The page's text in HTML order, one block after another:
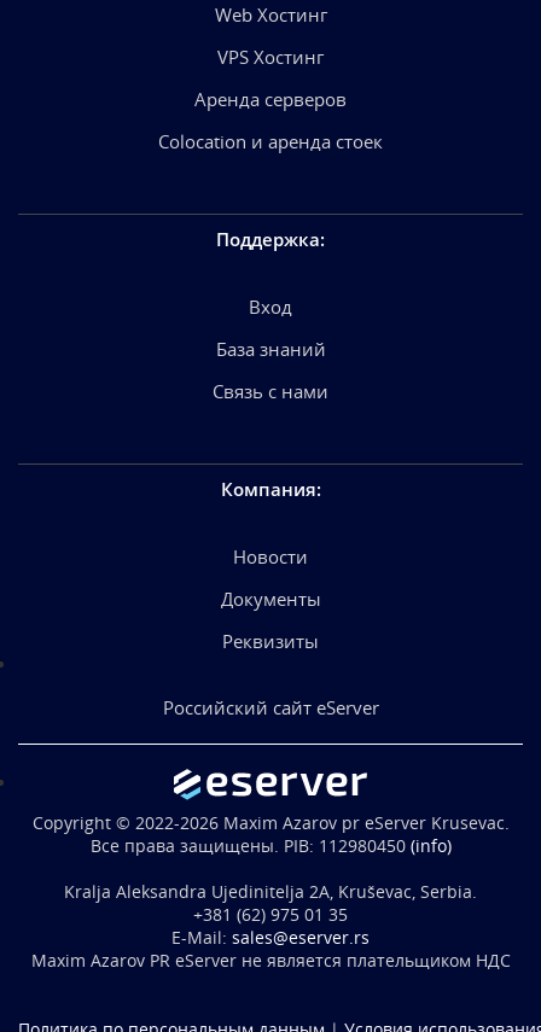
Web Хостинг
VPS Хостинг
Аренда серверов
Colocation и аренда стоек
Поддержка:
Вход
База знаний
Связь с нами
Компания:
Новости
Документы
Реквизиты
Российский сайт eServer
Copyright © 2022-2026 Maxim Azarov pr eServer Krusevac.
Все права защищены. PIB: 112980450 (info)
Kralja Aleksandra Ujedinitelja 2A, Kruševac, Serbia.
+381 (62) 975 01 35
E-Mail: sales@eserver.rs
Maxim Azarov PR eServer не является плательщиком НДС